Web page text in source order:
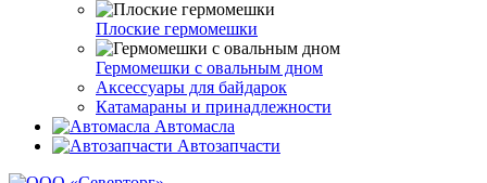
Плоские гермомешки
Гермомешки с овальным дном
Аксессуары для байдарок
Катамараны и принадлежности
Автомасла
Автозапчасти